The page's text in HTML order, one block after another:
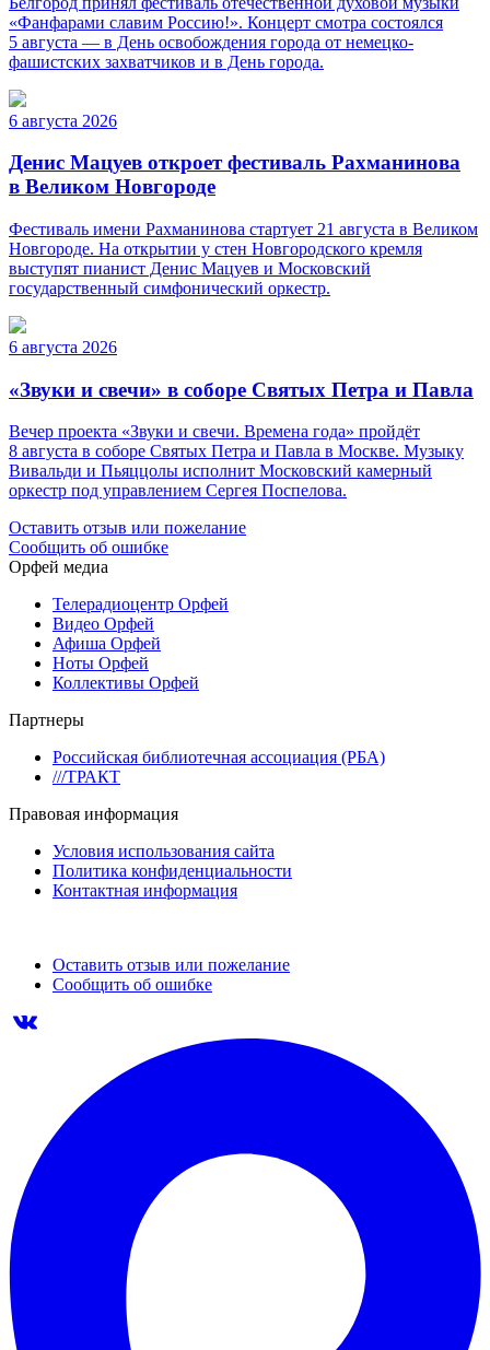
«Фанфарами славим Россию!». Концерт смотра состоялся
5 августа — в День освобождения города от немецко-
фашистских захватчиков и в День города.
6 августа 2026
Денис Мацуев откроет фестиваль Рахманинова
в Великом Новгороде
Фестиваль имени Рахманинова стартует 21 августа в Великом
Новгороде. На открытии у стен Новгородского кремля
выступят пианист Денис Мацуев и Московский
государственный симфонический оркестр.
6 августа 2026
«Звуки и свечи» в соборе Святых Петра и Павла
Вечер проекта «Звуки и свечи. Времена года» пройдёт
8 августа в соборе Святых Петра и Павла в Москве. Музыку
Вивальди и Пьяццолы исполнит Московский камерный
оркестр под управлением Сергея Поспелова.
Оставить отзыв или пожелание
Сообщить об ошибке
Орфей медиа
Телерадиоцентр Орфей
Видео Орфей
Афиша Орфей
Ноты Орфей
Коллективы Орфей
Партнеры
Российская библиотечная ассоциация (РБА)
///ТРАКТ
Правовая информация
Условия использования сайта
Политика конфиденциальности
Контактная информация
Оставить отзыв или пожелание
Сообщить об ошибке